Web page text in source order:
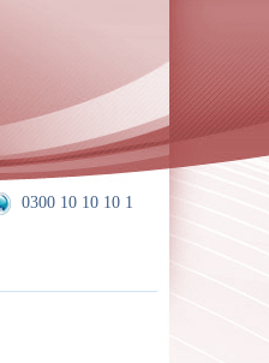
0300 10 10 10 1